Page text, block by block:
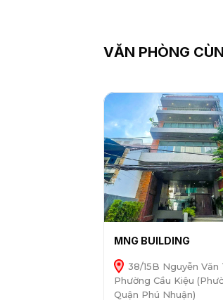
VĂN PHÒNG
MNG BUILDING
38/15B Nguyễn Văn
Phường Cầu Kiệu
Quận Phú Nhuận)